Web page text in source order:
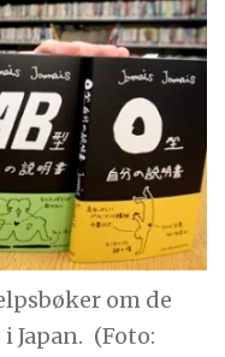
om de
Japan. (Foto: